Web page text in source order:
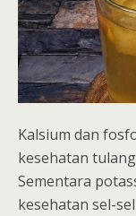
Kalsium dan
kesehatan
Sementara
kesehatan sel-